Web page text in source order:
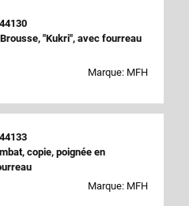
"Kukri", avec fourreau
Marque: MFH
copie, poignée en
Marque: MFH